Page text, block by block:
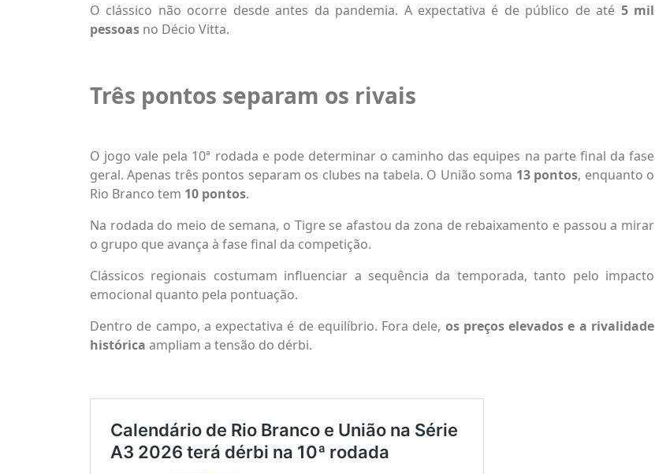
O clássico não ocorre desde antes da pandemia. A expectativa é de público de até 5 mil
pessoas no Décio Vitta.
Três pontos separam os rivais
O jogo vale pela 10ª rodada e pode determinar o caminho das equipes na parte final da fase
geral. Apenas três pontos separam os clubes na tabela. O União soma 13 pontos, enquanto o
Rio Branco tem 10 pontos.
Na rodada do meio de semana, o Tigre se afastou da zona de rebaixamento e passou a mirar
o grupo que avança à fase final da competição.
Clássicos regionais costumam influenciar a sequência da temporada, tanto pelo impacto
emocional quanto pela pontuação.
Dentro de campo, a expectativa é de equilíbrio. Fora dele, os preços elevados e a rivalidade
histórica ampliam a tensão do dérbi.